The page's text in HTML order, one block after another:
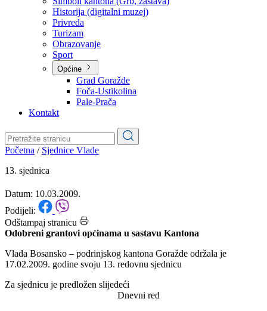
O kantonu
O kantonu
Simboli kantona (Grb, zastava)
Historija (digitalni muzej)
Privreda
Turizam
Obrazovanje
Općine
Pale-Prača
Kontakt
13. sjednica
Datum: 10.03.2009.
Odštampaj stranicu
Odobreni grantovi općinama u sastavu Kantona
Vlada Bosansko – podrinjskog kantona Goražde održala je
17.02.2009. godine svoju 13. redovnu sjednicu